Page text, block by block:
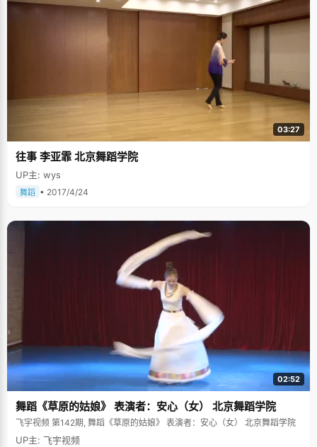
03:27
往事 李亚霏 北京舞蹈学院
UP主: wys
舞蹈 • 2017/4/24
02:52
舞蹈《草原的姑娘》 表演者：安心（女） 北京舞蹈学院
飞宇视频 第142期, 舞蹈《草原的姑娘》 表演者：安心（女） 北京舞蹈学院
UP主: 飞宇视频